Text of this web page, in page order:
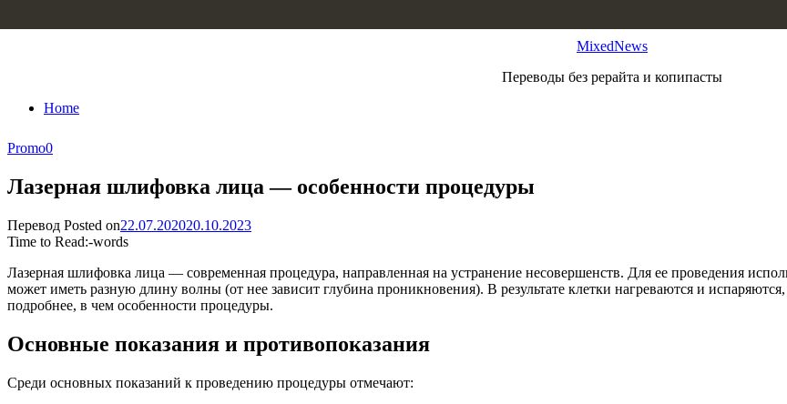
MixedNews
Переводы без рерайта и копипасты
Home
Promo0
Лазерная шлифовка лица — особенности процедуры
Перевод Posted on22.07.202020.10.2023
Time to Read:-words
Лазерная шлифовка лица — современная процедура, направленная на устранение несовершенств. Для ее проведения
может иметь разную длину волны (от нее зависит глубина проникновения). В результате клетки нагреваются и
подробнее, в чем особенности процедуры.
Основные показания и противопоказания
Среди основных показаний к проведению процедуры отмечают: